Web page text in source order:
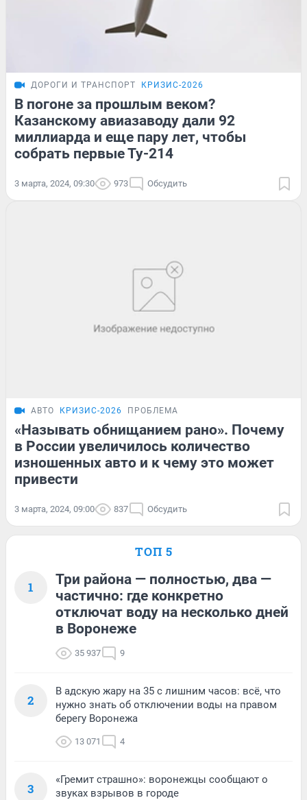
ДОРОГИ И ТРАНСПОРТ КРИЗИС-2026
В погоне за прошлым веком?
Казанскому авиазаводу дали 92
миллиарда и еще пару лет, чтобы
собрать первые Ту-214
3 марта, 2024, 09:30 973 Обсудить
АВТО КРИЗИС-2026 ПРОБЛЕМА
«Называть обнищанием рано». Почему
в России увеличилось количество
изношенных авто и к чему это может
привести
3 марта, 2024, 09:00 837 Обсудить
ТОП 5
1
Три района — полностью, два —
частично: где конкретно
отключат воду на несколько дней
в Воронеже
35 937 9
2
В адскую жару на 35 с лишним часов: всё, что
нужно знать об отключении воды на правом
берегу Воронежа
13 071 4
3
«Гремит страшно»: воронежцы сообщают о
звуках взрывов в городе